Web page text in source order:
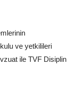
ve yetkilileri
ile TVF Disiplin